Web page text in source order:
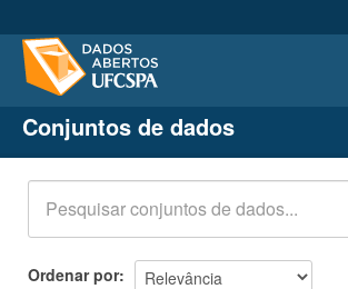
Conjuntos de dados
Organizações
Grupos
Sobre
Conjuntos de dados
Ordenar por